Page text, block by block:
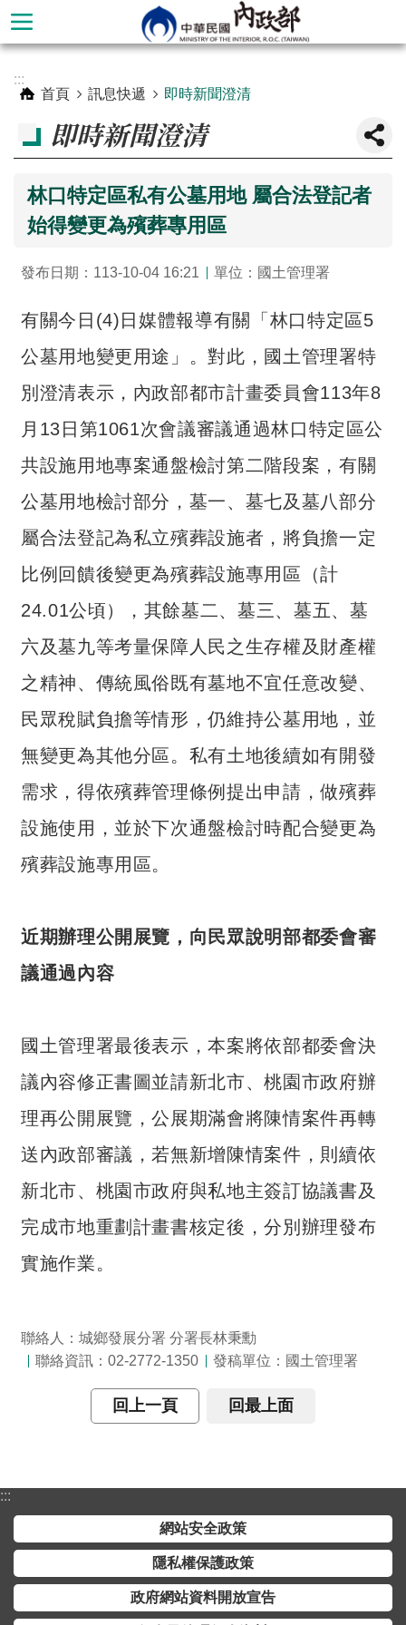
跳到主要內容區塊
階
本
部
簡
介
主
政
策
訊
息
快
題
服
動
流
網
民
信
雙
詞
問
答
RSS
網
安
:::
首頁
訊息快遞 即時新聞澄清
即時新聞澄清
林口特定區私有公墓用地 屬合法登記者
始得變更為殯葬專用區
發布日期：113-10-04 16:21 單位：國土管理署
有關今日(4)日媒體報導有關「林口特定區5
公墓用地變更用途」。對此，國土管理署特
別澄清表示，內政部都市計畫委員會113年8
月13日第1061次會議審議通過林口特定區公
共設施用地專案通盤檢討第二階段案，有關
公墓用地檢討部分，墓一、墓七及墓八部分
屬合法登記為私立殯葬設施者，將負擔一定
比例回饋後變更為殯葬設施專用區（計
24.01公頃），其餘墓二、墓三、墓五、墓
六及墓九等考量保障人民之生存權及財產權
之精神、傳統風俗既有墓地不宜任意改變、
民眾稅賦負擔等情形，仍維持公墓用地，並
無變更為其他分區。私有土地後續如有開發
需求，得依殯葬管理條例提出申請，做殯葬
設施使用，並於下次通盤檢討時配合變更為
殯葬設施專用區。
近期辦理公開展覽，向民眾說明部都委會審
議通過內容
國土管理署最後表示，本案將依部都委會決
議內容修正書圖並請新北市、桃園市政府辦
理再公開展覽，公展期滿會將陳情案件再轉
送內政部審議，若無新增陳情案件，則續依
新北市、桃園市政府與私地主簽訂協議書及
完成市地重劃計畫書核定後，分別辦理發布
實施作業。
聯絡人：城鄉發展分署 分署長林秉勳
聯絡資訊：02-2772-1350
發稿單位：國土管理署
回上一頁 回最上面
:::
網站安全政策
隱私權保護政策
政府網站資料開放宣告